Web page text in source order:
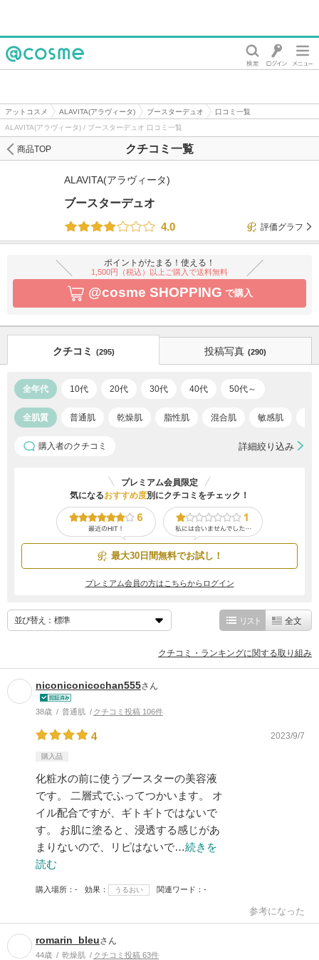
アットコスメ ALAVITA(アラヴィータ) ブースターデュオ
口コミ一覧
ALAVITA(アラヴィータ) / ブースターデュオ 口コミ一覧
クチコミ一覧
商品TOP
ALAVITA(アラヴィータ)
ブースターデュオ
4.0
評価グラフ
ポイントがたまる！使える！
1,500円（税込）以上ご購入で送料無料
@cosme SHOPPING で購入
クチコミ (295) 投稿写真 (290)
全年代 10代 20代 30代 40代 50代～
全肌質 普通肌 乾燥肌 脂性肌 混合肌 敏感肌
購入者のクチコミ 詳細絞り込み
プレミアム会員限定
気になるおすすめ度別にクチコミをチェック！
最大30日間無料でお試し！
プレミアム会員の方はこちらからログイン
並び替え： リスト 全文
クチコミ・ランキングに関する取り組み
niconiconicochan555さん
38歳 普通肌 クチコミ投稿 106件
4 2023/9/7
購入品
化粧水の前に使うブースターの美容液
です。 二層式でふってつかいます。 オ
イル配合ですが、ギトギトではないで
す。 お肌に塗ると、浸透する感じがあ
まりないので、リピはないで…続きを
読む
購入場所 - 効果 うるおい 関連ワード -
参考になった
romarin_bleuさん
44歳 乾燥肌 クチコミ投稿 63件